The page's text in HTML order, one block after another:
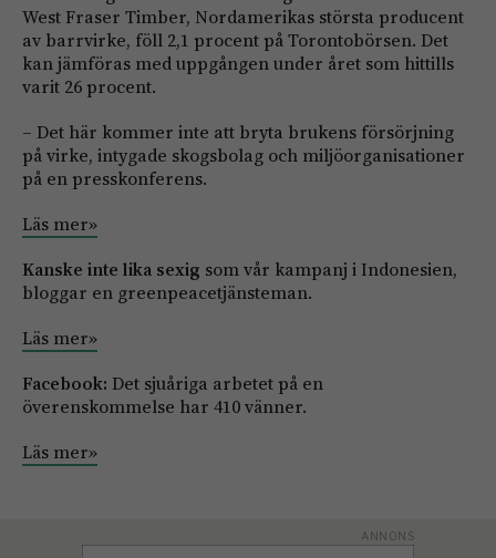
West Fraser Timber, Nordamerikas största producent
av barrvirke, föll 2,1 procent på Torontobörsen. Det
kan jämföras med uppgången under året som hittills
varit 26 procent.
– Det här kommer inte att bryta brukens försörjning
på virke, intygade skogsbolag och miljöorganisationer
på en presskonferens.
Läs mer»
Kanske inte lika sexig som vår kampanj i Indonesien,
bloggar en greenpeacetjänsteman.
Läs mer»
Facebook: Det sjuåriga arbetet på en
överenskommelse har 410 vänner.
Läs mer»